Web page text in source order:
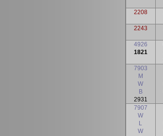
2208
2243
4926
1821
7903
M
W
B
2931
7907
W
L
W